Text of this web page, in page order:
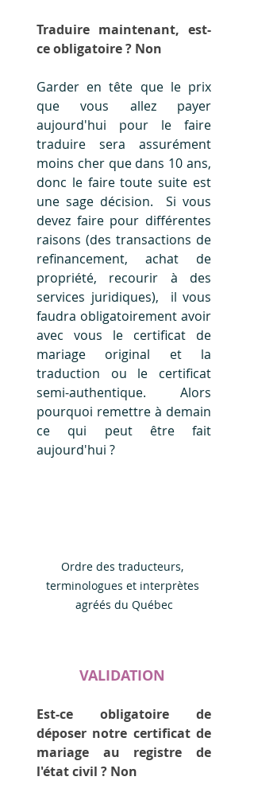
Traduire maintenant, est-
ce obligatoire ? Non
Garder en tête que le prix
que vous allez payer
aujourd'hui pour le faire
traduire sera assurément
moins cher que dans 10 ans,
donc le faire toute suite est
une sage décision.  Si vous
devez faire pour différentes
raisons (des transactions de
refinancement, achat de
propriété, recourir à des
services juridiques),  il vous
faudra obligatoirement avoir
avec vous le certificat de
mariage original et la
traduction ou le certificat
semi-authentique.  Alors
pourquoi remettre à demain
ce qui peut être fait
aujourd'hui ?
Ordre des traducteurs,
terminologues et interprètes
agréés du Québec
VALIDATION
Est-ce obligatoire de
déposer notre certificat de
mariage au registre de
l'état civil ? Non